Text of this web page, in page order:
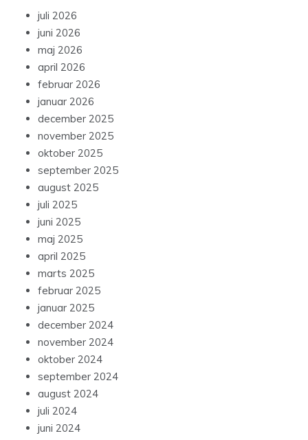
juli 2026
juni 2026
maj 2026
april 2026
februar 2026
januar 2026
december 2025
november 2025
oktober 2025
september 2025
august 2025
juli 2025
juni 2025
maj 2025
april 2025
marts 2025
februar 2025
januar 2025
december 2024
november 2024
oktober 2024
september 2024
august 2024
juli 2024
juni 2024